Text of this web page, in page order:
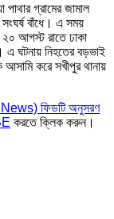
পাথার গ্রামের জামাল
বাঁধে। এ সময়
আগস্ট রাতে ঢাকা
এ ঘটনায় নিহতের বড়ভাই
করে সখীপুর থানায়
News) ফিডটি অনুসরণ
করতে ক্লিক করুন।